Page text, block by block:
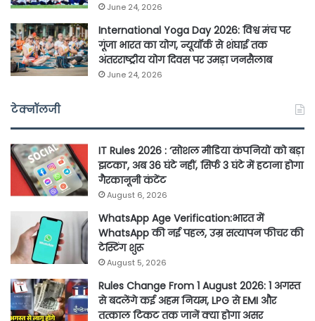
June 24, 2026
International Yoga Day 2026: विश्व मंच पर
गूंजा भारत का योग, न्यूयॉर्क से शंघाई तक
अंतरराष्ट्रीय योग दिवस पर उमड़ा जनसैलाब
June 24, 2026
टेक्नॉलजी
IT Rules 2026 : ‘सोशल मीडिया कंपनियों को बड़ा
झटका’, अब 36 घंटे नहीं, सिर्फ 3 घंटे में हटाना होगा
गैरकानूनी कंटेंट
August 6, 2026
WhatsApp Age Verification:भारत में
WhatsApp की नई पहल, उम्र सत्यापन फीचर की
टेस्टिंग शुरू
August 5, 2026
Rules Change From 1 August 2026: 1 अगस्त
से बदलेंगे कई अहम नियम, LPG से EMI और
तत्काल टिकट तक जानें क्या होगा असर